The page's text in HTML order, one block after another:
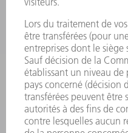
ELECTRONIQUE DE PUISSANCE
OUTILS ÉLECTRIQUES
SMART FACTORY
LOGICIEL
SERVICES
APPLICATIONS
SECTEURS D'ACTIVITÉ
ENTREPRISE
CARRIÈRE
OFFRES
PROFIL DE L'ENTREPRISE